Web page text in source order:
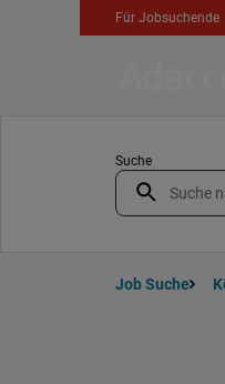
Für Jobsuchende
Suche
Job Suche